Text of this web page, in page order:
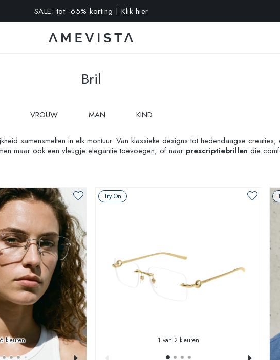
op alle brillen met glazen op sterkte | Code: VISION10
Bril
VROUW MAN KIND
samensmelten in elk montuur. Van klassieke designs tot hedendaagse
maar ook een vleugje elegantie toevoegen, of naar prescriptiebrillen die
kleuren
Try On
1 van 2 kleuren